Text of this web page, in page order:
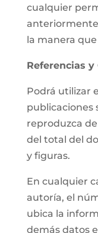
cualquier
la manera
Referencias y
Podrá utilizar
publicaciones
reproduzca
del total del
y figuras.
En cualquier
autoría, el
ubica la
demás datos